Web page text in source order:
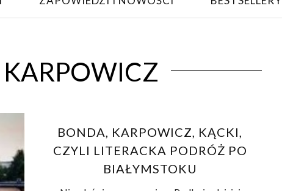
BONDA, KARPOWICZ, KĄCKI,
CZYLI LITERACKA PODRÓŻ PO
BIAŁYMSTOKU